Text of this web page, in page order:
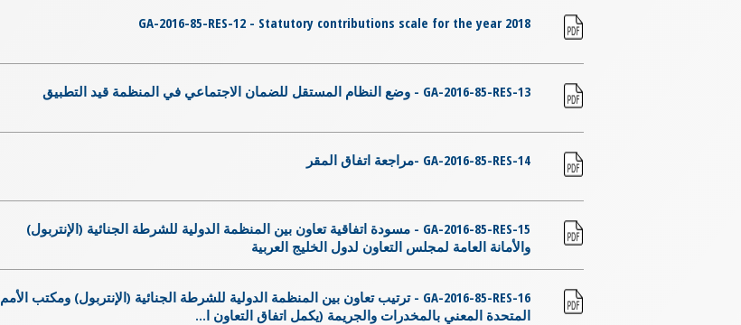
GA-2016-85-RES-12 - Statutory contributions scale for the year 2018
GA-2016-85-RES-13 - وضع النظام المستقل للضمان الاجتماعي في المنظمة قيد التطبيق
GA-2016-85-RES-14 -مراجعة اتفاق المقر
GA-2016-85-RES-15 - مسودة اتفاقية تعاون بين المنظمة الدولية للشرطة الجنائية (الإنتربول)
والأمانة العامة لمجلس التعاون لدول الخليج العربية
GA-2016-85-RES-16 - ترتيب تعاون بين المنظمة الدولية للشرطة الجنائية (الإنتربول) ومكتب الأمم
المتحدة المعني بالمخدرات والجريمة (يكمل اتفاق التعاون ا...